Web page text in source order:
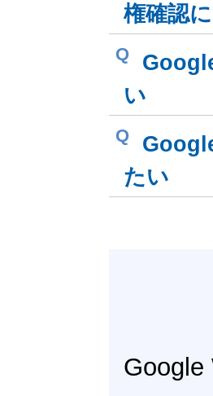
権確認
Q
い
Q
たい
Google